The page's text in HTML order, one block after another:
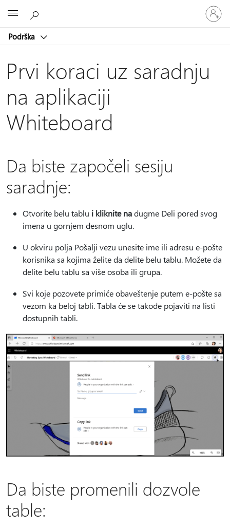
Podrška
Prijavite
se
na
Prvi koraci uz saradnju
na aplikaciji
Whiteboard
Da biste započeli sesiju
saradnje:
Otvorite belu tablu i kliknite nadugme Deli pored svog
imena u gornjem desnom uglu.
U okviru polja Pošalji vezu unesite ime ili adresu e-pošte
korisnika sa kojima želite da delite belu tablu. Možete da
delite belu tablu sa više osoba ili grupa.
Svi koje pozovete primiće obaveštenje putem e-pošte sa
vezom ka beloj tabli. Tabla će se takođe pojaviti na listi
dostupnih tabli.
Da biste promenili dozvole
table: